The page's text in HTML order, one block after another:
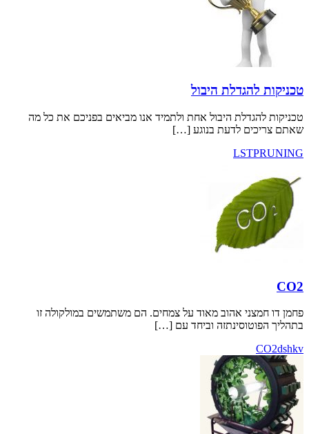
היבול
היבול אחת ולתמיד אנו מביאים בפניכם את כל מה
לדעת בנוגע […]
LST
אהוב מאוד על צמחים. הם משתמשים במולקולה זו
וביחד עם […]